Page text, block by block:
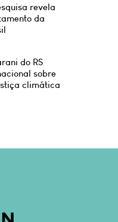
revela
da
do RS
sobre
climática